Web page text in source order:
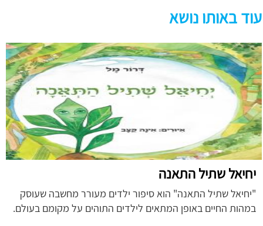
עוד באותו נושא
יחיאל שתיל התאנה
"יחיאל שתיל התאנה" הוא סיפור ילדים מעורר מחשבה שעוסק
במהות החיים באופן המתאים לילדים התוהים על מקומם בעולם.